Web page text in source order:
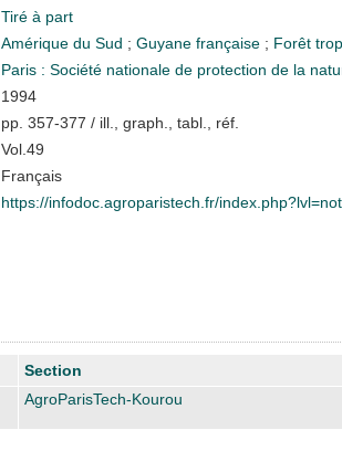
Tiré à part
Amérique du Sud ; Guyane française ; Forêt
Paris : Société nationale de protection de la
1994
pp. 357-377 / ill., graph., tabl., réf.
Vol.49
Français
https://infodoc.agroparistech.fr/
Section
AgroParisTech-Kourou